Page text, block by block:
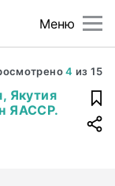
Меню
4 из15
Якутия
ЯАССР.